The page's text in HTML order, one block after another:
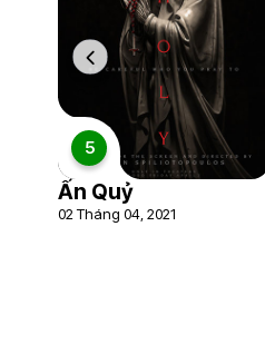
5
Ấn Quỷ
02 Tháng 04, 2021